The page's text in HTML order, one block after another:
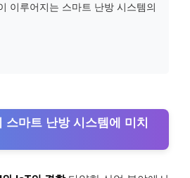
이루어지는 스마트 난방 시스템의
스마트 난방 시스템에 미치